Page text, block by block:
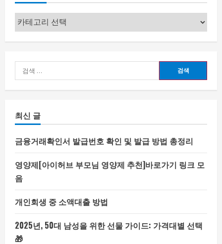
카
테
리
색:
최신 글
금융거래확인서 발급번호 확인 및 발급 방법 총정리
영양제[아이허브 부모님 영양제 추천]바로가기 링크 모
음
개인회생 중 소액대출 방법
2025년, 50대 남성을 위한 선물 가이드: 가격대별 선택
🎁